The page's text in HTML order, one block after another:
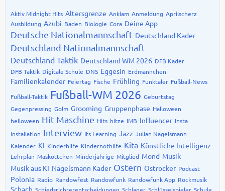
Aktiv Midnight Hits Altersgrenze Anklam Anmeldung Aprilscherz
Ausbildung Azubi Baden Biologie Cora Deine App
Deutsche Nationalmannschaft Deutschland Kader
Deutschland Nationalmannschaft
Deutschland Taktik Deutschland WM 2026 DFB Kader
DFB Taktik Digitale Schule DNS Eggesin Erdmännchen
Familienkalender Feiertag Fische Frühling Funktaler Fußball-News
Fußball-Taktik Fußball-WM 2026 Geburtstag
Gegenpressing Golm Grooming Gruppenphase Halloween
helloween Hit Maschine Hits hitze IMB Influencer Insta
Installation Interview Its Learning Jazz Julian Nagelsmann
Kalender KI Kinderhilfe Kindernothilfe Kita Künstliche Intelligenz
Lehrplan Maskottchen Minderjährige Mitglied Mond Musik
Musik aus KI Nagelsmann Kader Ostern Ostrocker Podcast
Polonia Radio Randowfest Randowfunk Randowfunk App Rockmusik
Schach